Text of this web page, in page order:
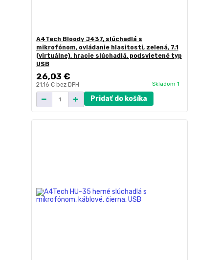
A4Tech Bloody J437, slúchadlá s
mikrofónom, ovládanie hlasitosti, zelená, 7.1
(virtuálne), hracie slúchadlá, podsvietené typ
USB
26,03 €
21,16 € bez DPH Skladom 1
Pridať do košíka